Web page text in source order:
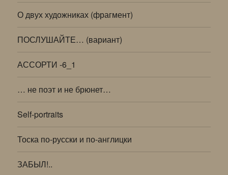
О двух художниках (фрагмент)
ПОСЛУШАЙТЕ… (вариант)
АССОРТИ -6_1
… не поэт и не брюнет…
Self-portraits
Тоска по-русски и по-англицки
ЗАБЫЛ!..